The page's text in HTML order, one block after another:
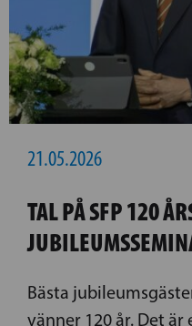
21.05.2026
TAL PÅ SFP 120
Bästa
vänner 120 år. Det